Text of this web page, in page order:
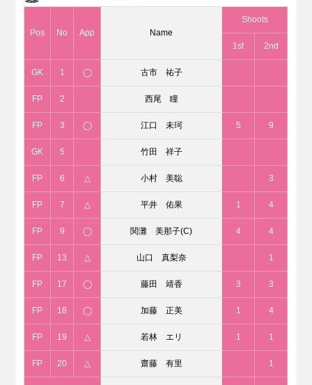
Pos No App Name
Shoots
1st 2nd
GK 1 ◯ 古市 祐子
FP 2 西尾 瞳
FP 3 ◯ 江口 未珂 5 9
GK 5 竹田 祥子
FP 6 △ 小村 美聡 3
FP 7 △ 平井 佑果 1 4
FP 9 ◯ 関灘 美那子(C) 4 4
FP 13 △ 山口 真梨奈 1
FP 17 ◯ 藤田 靖香 3 3
FP 18 ◯ 加藤 正美 1 4
FP 19 △ 若林 エリ 1 1
FP 20 △ 齋藤 有里 1